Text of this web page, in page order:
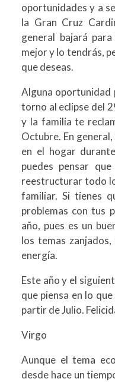
oportunidades y a
la Gran Cruz
general bajará
mejor y lo tendrás,
que deseas.
Alguna oportunidad
torno al eclipse del
y la familia te
Octubre. En
en el hogar
puedes pensar
reestructurar todo
familiar. Si tienes
problemas con tus
año, pues es un
los temas
energía.
Este año y el
que piensa en lo
partir de Julio.
Virgo
Aunque el tema
desde hace un